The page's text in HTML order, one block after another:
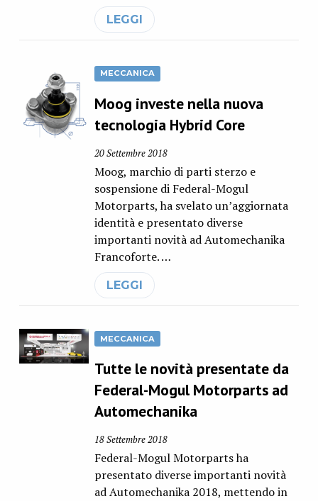
LEGGI
MECCANICA
Moog investe nella nuova
tecnologia Hybrid Core
20 Settembre 2018
Moog, marchio di parti sterzo e
sospensione di Federal-Mogul
Motorparts, ha svelato un’aggiornata
identità e presentato diverse
importanti novità ad Automechanika
Francoforte. …
LEGGI
MECCANICA
Tutte le novità presentate da
Federal-Mogul Motorparts ad
Automechanika
18 Settembre 2018
Federal-Mogul Motorparts ha
presentato diverse importanti novità
ad Automechanika 2018, mettendo in